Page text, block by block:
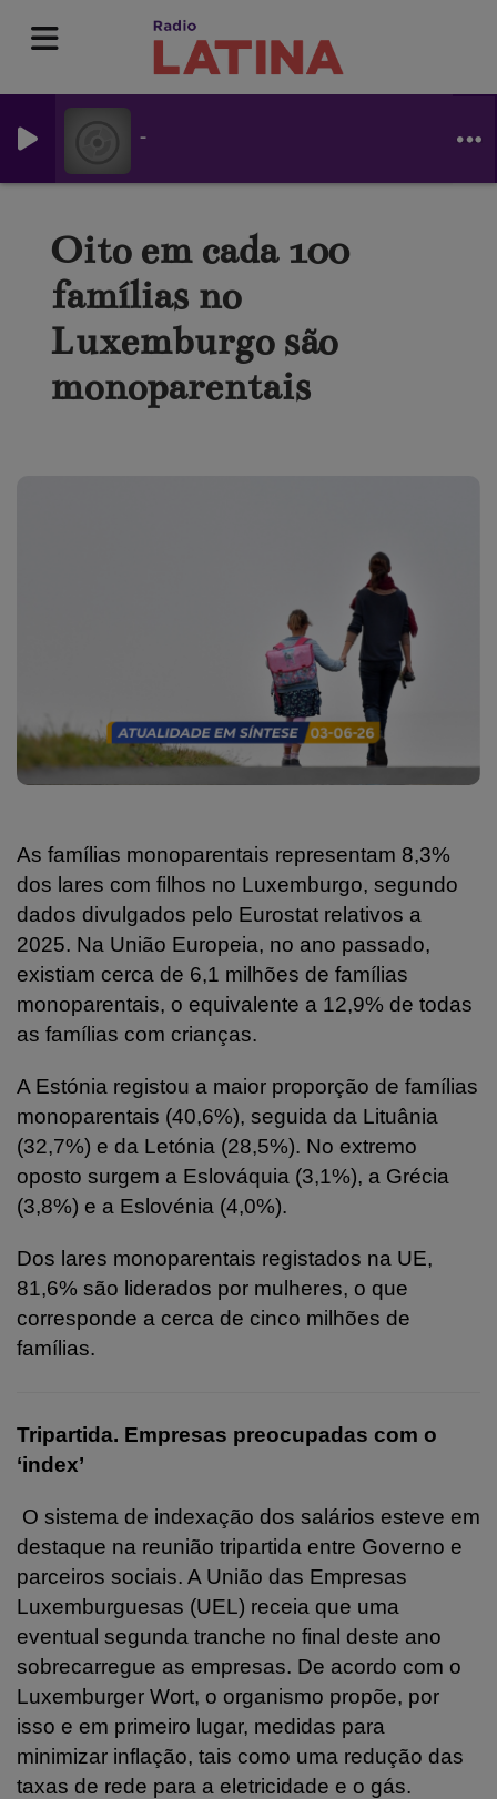
-
Oito em cada 100
famílias no
Luxemburgo são
monoparentais
As famílias monoparentais representam 8,3%
dos lares com filhos no Luxemburgo, segundo
dados divulgados pelo Eurostat relativos a
2025. Na União Europeia, no ano passado,
existiam cerca de 6,1 milhões de famílias
monoparentais, o equivalente a 12,9% de todas
as famílias com crianças.
A Estónia registou a maior proporção de famílias
monoparentais (40,6%), seguida da Lituânia
(32,7%) e da Letónia (28,5%). No extremo
oposto surgem a Eslováquia (3,1%), a Grécia
(3,8%) e a Eslovénia (4,0%).
Dos lares monoparentais registados na UE,
81,6% são liderados por mulheres, o que
corresponde a cerca de cinco milhões de
famílias.
Tripartida. Empresas preocupadas com o
‘index’
O sistema de indexação dos salários esteve em
destaque na reunião tripartida entre Governo e
parceiros sociais. A União das Empresas
Luxemburguesas (UEL) receia que uma
eventual segunda tranche no final deste ano
sobrecarregue as empresas. De acordo com o
Luxemburger Wort, o organismo propõe, por
isso e em primeiro lugar, medidas para
minimizar inflação, tais como uma redução das
taxas de rede para a eletricidade e o gás.